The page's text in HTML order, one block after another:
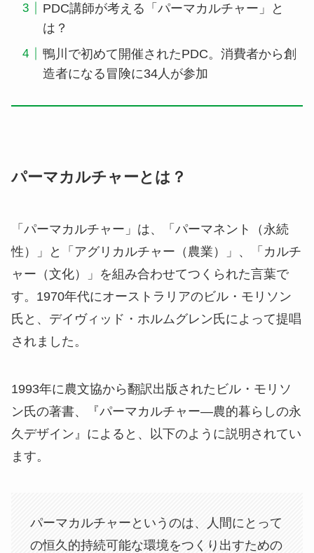
PDC講師が考える「パーマカルチャー」と
は？
鴨川で初めて開催されたPDC。消費者から創
造者になる冒険に34人が参加
パーマカルチャーとは？
「パーマカルチャー」は、「パーマネント（永続
性）」と「アグリカルチャー（農業）」、「カルチ
ャー（文化）」を組み合わせてつくられた言葉で
す。1970年代にオーストラリアのビル・モリソン
氏と、デイヴィッド・ホルムグレン氏によって提唱
されました。
1993年に農文協から翻訳出版されたビル・モリソ
ン氏の著書、『パーマカルチャー―農的暮らしの永
久デザイン』によると、以下のように説明されてい
ます。
パーマカルチャーというのは、人間にとって
の恒久的持続可能な環境をつくり出すための